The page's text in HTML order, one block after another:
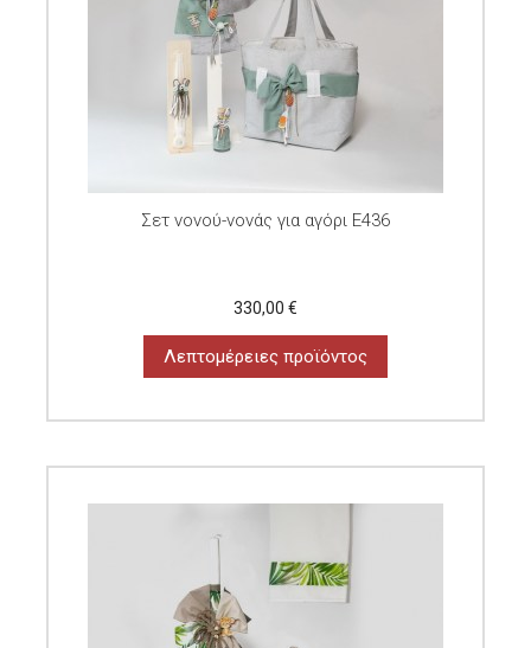
Σετ νονού-νονάς για αγόρι E436
330,00 €
Λεπτομέρειες προϊόντος